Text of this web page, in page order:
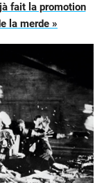
fait la promotion
la merde »